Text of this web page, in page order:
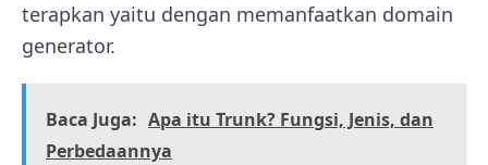
terapkan yaitu dengan memanfaatkan domain
generator.
Baca Juga: Apa itu Trunk? Fungsi, Jenis, dan
Perbedaannya